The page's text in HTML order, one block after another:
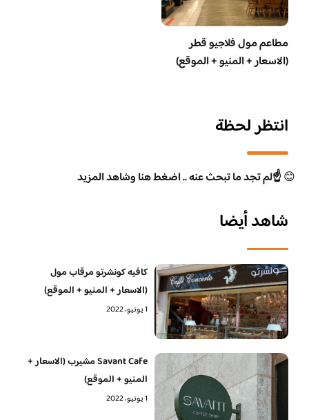
مطاعم مول فلاجيو قطر
(الاسعار + المنيو + الموقع)
انتظر لحظة
😊☝️لم تجد ما تبحث عنه .. اضغط هنا وشاهد المزيد
شاهد أيضا
كافيه كونشرتو مرقاب مول
(الاسعار + المنيو + الموقع)
1 يونيو، 2022
Savant Cafe مشيرب (الاسعار +
المنيو + الموقع)
1 يونيو، 2022